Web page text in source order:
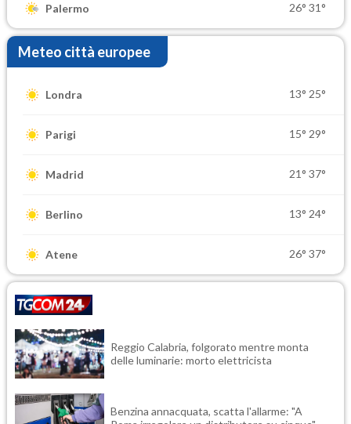
Palermo 26° 31°
Meteo città europee
Londra 13° 25°
Parigi 15° 29°
Madrid 21° 37°
Berlino 13° 24°
Atene 26° 37°
Reggio Calabria, folgorato mentre monta
delle luminarie: morto elettricista
Benzina annacquata, scatta l'allarme: "A